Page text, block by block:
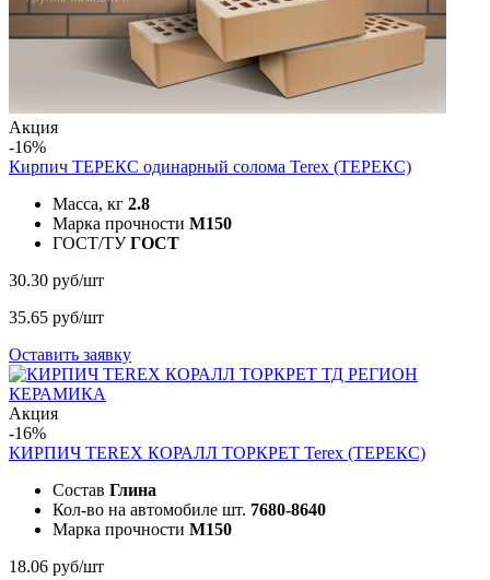
Акция
-16%
Кирпич ТЕРЕКС одинарный солома Terex (ТЕРЕКС)
Масса, кг 2.8
Марка прочности M150
ГОСТ/ТУ ГОСТ
30.30 руб/шт
35.65 руб/шт
Оставить заявку
Акция
-16%
КИРПИЧ TEREX КОРАЛЛ ТОРКРЕТ Terex (ТЕРЕКС)
Состав Глина
Кол-во на автомобиле шт. 7680-8640
Марка прочности М150
18.06 руб/шт